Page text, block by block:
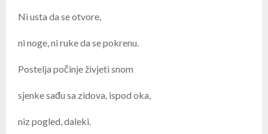
Ni usta da se otvore,
ni noge, ni ruke da se pokrenu.
Postelja počinje živjeti snom
sjenke sađu sa zidova, ispod oka,
niz pogled, daleki.